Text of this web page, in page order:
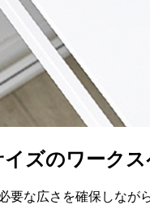
イズのワークス
要な広さを確保しなが